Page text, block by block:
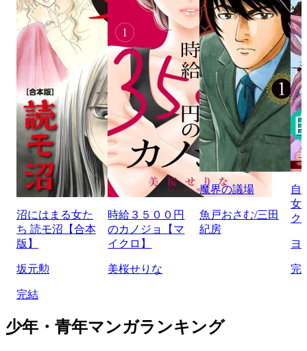
沼にはまる女た
ち 読モ沼【合本
版】
坂元勲
完結
時給３５００円
のカノジョ【マ
イクロ】
美桜せりな
魔界の議場
魚戸おさむ/三田
紀房
自
女
ク
ヨ
完
少年・青年マンガランキング